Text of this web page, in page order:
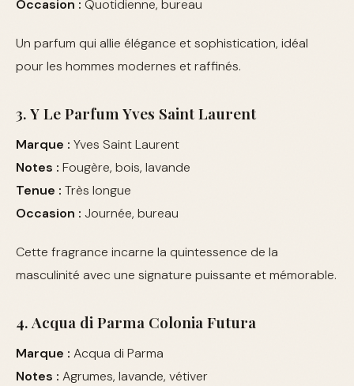
Occasion : Quotidienne, bureau
Un parfum qui allie élégance et sophistication, idéal
pour les hommes modernes et raffinés.
3. Y Le Parfum Yves Saint Laurent
Marque : Yves Saint Laurent
Notes : Fougère, bois, lavande
Tenue : Très longue
Occasion : Journée, bureau
Cette fragrance incarne la quintessence de la
masculinité avec une signature puissante et mémorable.
4. Acqua di Parma Colonia Futura
Marque : Acqua di Parma
Notes : Agrumes, lavande, vétiver